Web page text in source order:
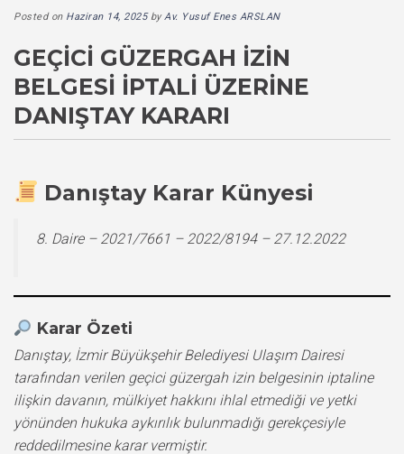
Posted on Haziran 14, 2025byAv. Yusuf Enes ARSLAN
GEÇICI GÜZERGAH İZIN
BELGESI İPTALI ÜZERINE
DANIŞTAY KARARI
Danıştay Karar Künyesi
8. Daire – 2021/7661 – 2022/8194 – 27.12.2022
Karar Özeti
Danıştay, İzmir Büyükşehir Belediyesi Ulaşım Dairesi
tarafından verilen geçici güzergah izin belgesinin iptaline
ilişkin davanın, mülkiyet hakkını ihlal etmediği ve yetki
yönünden hukuka aykırılık bulunmadığı gerekçesiyle
reddedilmesine karar vermiştir.